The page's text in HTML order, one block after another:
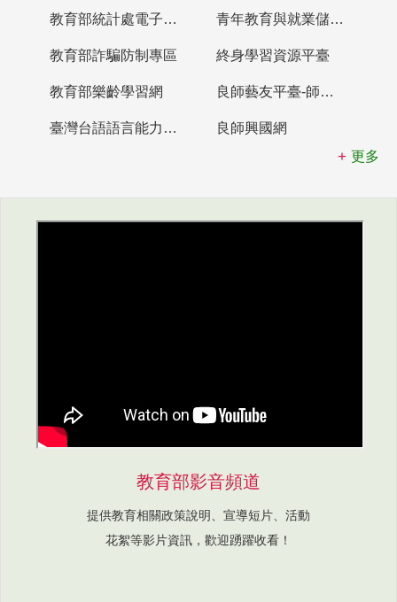
教育部統計處電子書櫃 青年教育與就業儲蓄帳戶
教育部詐騙防制專區 終身學習資源平臺
教育部樂齡學習網 良師藝友平臺-師資培育整合平臺
臺灣台語語言能力認證網站
良師興國網
更多
教育部影音頻道
提供教育相關政策說明、宣導短片、活動
花絮等影片資訊，歡迎踴躍收看！